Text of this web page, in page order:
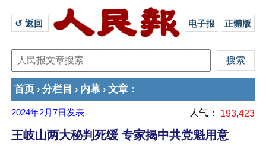
↺ 返回 电子报 正體版
首页 › 分栏目 › 内幕 › 文章 ：
2024年2月7日 发表 人气： 193,423
王岐山两大秘判死缓 专家揭中共党魁用意